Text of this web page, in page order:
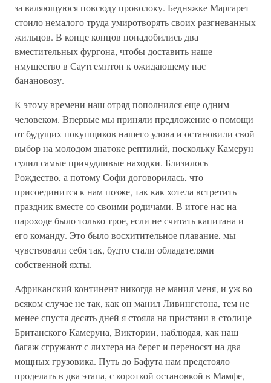
за валяющуюся повсюду проволоку. Бедняжке Маргарет
стоило немалого труда умиротворять своих разгневанных
жильцов. В конце концов понадобились два
вместительных фургона, чтобы доставить наше
имущество в Саутгемптон к ожидающему нас
банановозу.
К этому времени наш отряд пополнился еще одним
человеком. Впервые мы приняли предложение о помощи
от будущих покупщиков нашего улова и остановили свой
выбор на молодом знатоке рептилий, поскольку Камерун
сулил самые причудливые находки. Близилось
Рождество, а потому Софи договорилась, что
присоединится к нам позже, так как хотела встретить
праздник вместе со своими родичами. В итоге нас на
пароходе было только трое, если не считать капитана и
его команду. Это было восхитительное плавание, мы
чувствовали себя так, будто стали обладателями
собственной яхты.
Африканский континент никогда не манил меня, и уж во
всяком случае не так, как он манил Ливингстона, тем не
менее спустя десять дней я стояла на пристани в столице
Британского Камеруна, Виктории, наблюдая, как наш
багаж сгружают с лихтера на берег и переносят на два
мощных грузовика. Путь до Бафута нам предстояло
проделать в два этапа, с короткой остановкой в Мамфе,